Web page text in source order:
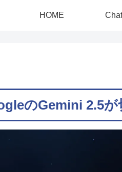
HOME
のGemini 2.5が